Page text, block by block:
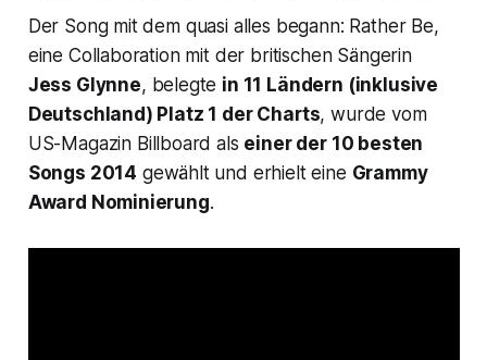
Der Song mit dem quasi alles begann: Rather Be,
eine Collaboration mit der britischen Sängerin
Jess Glynne, belegte in 11 Ländern (inklusive
Deutschland) Platz 1 der Charts, wurde vom
US-Magazin Billboard als einer der 10 besten
Songs 2014 gewählt und erhielt eine Grammy
Award Nominierung.